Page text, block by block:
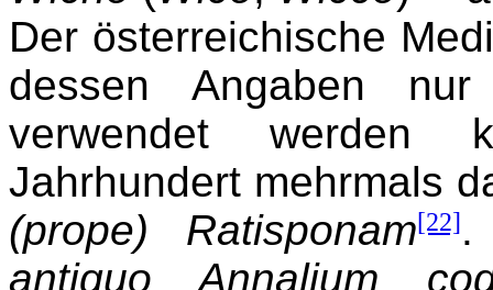
Der österreichische
dessen Angaben
verwendet werden
Jahrhundert mehrmals
(prope) Ratisponam[22].
antiquo Annalium